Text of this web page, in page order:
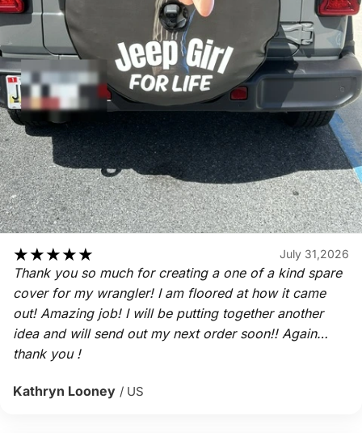
★★★★★ July 31,2026
Thank you so much for creating a one of a kind spare
cover for my wrangler! I am floored at how it came
out! Amazing job! I will be putting together another
idea and will send out my next order soon!! Again…
thank you !
Kathryn Looney / US